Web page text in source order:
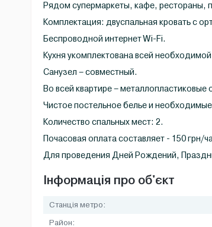
Рядом супермаркеты, кафе, рестораны,
Комплектация: двуспальная кровать с
Беспроводной интернет Wi-Fi.
Кухня укомплектована всей
Санузел – совместный.
Во всей квартире – металлопластиковые
Чистое постельное белье и
Количество спальных мест: 2.
Почасовая оплата составляет - 150 грн/
Для проведения Дней Рождений,
Інформація про об'єкт
Станція метро:
Район: